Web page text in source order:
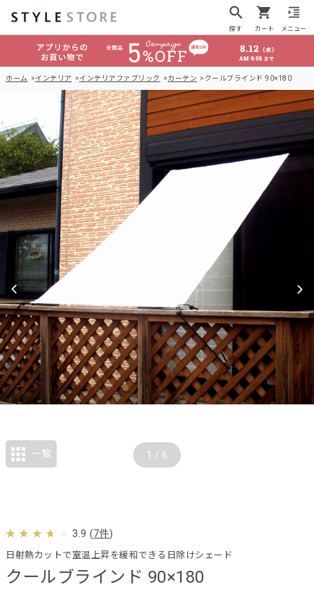
探す カート メニュー
ホーム インテリア インテリアファブリック カーテン クールブラインド 90×180
クールブラインド 90×180
日射熱カットで室温上昇を緩和できる日除けシェード
3.9 (7件)
1 / 6
一覧